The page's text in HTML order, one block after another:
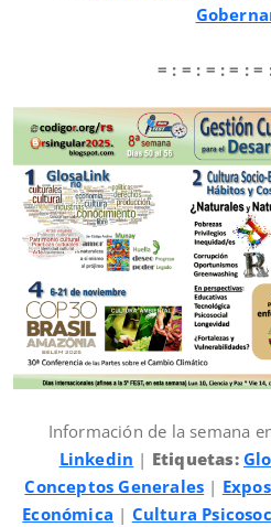
= : = : = : = : =
Información de la semana
Linkedin | Etiquetas:
Conceptos Generales |
Económica | Cultura